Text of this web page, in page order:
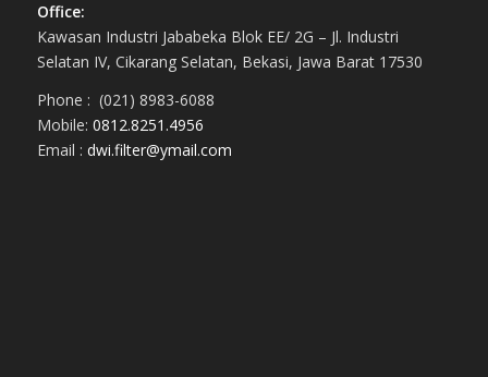
Office:
Kawasan Industri Jababeka Blok EE/ 2G – Jl. Industri
Selatan IV, Cikarang Selatan, Bekasi, Jawa Barat 17530
Phone : (021) 8983-6088
Mobile: 0812.8251.4956
Email : dwi.filter@ymail.com